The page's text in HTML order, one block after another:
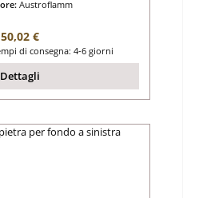
Austroflamm
Prezzo normale:
50,02 €
di consegna: 4-6 giorni
Dettagli